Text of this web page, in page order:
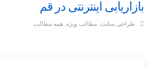
بازاریابی اینترنتی در قم
طراحی سایت,مطالب ویژه,همه مطالب